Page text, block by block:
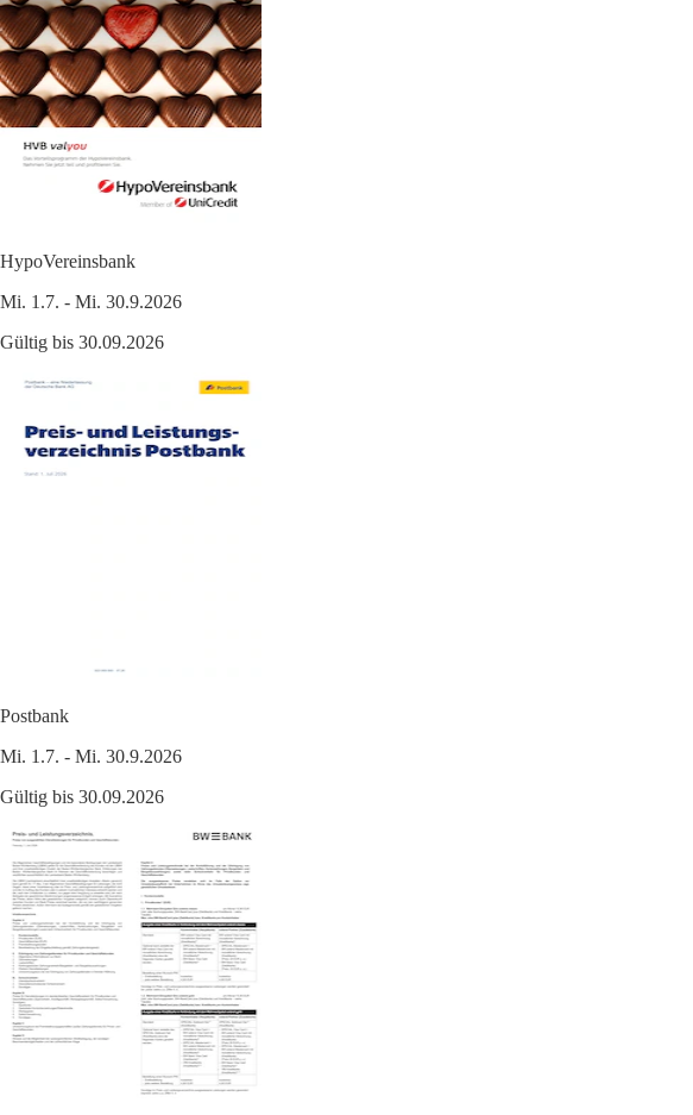
HypoVereinsbank
Mi. 1.7. - Mi. 30.9.2026
Gültig bis 30.09.2026
Postbank
Mi. 1.7. - Mi. 30.9.2026
Gültig bis 30.09.2026